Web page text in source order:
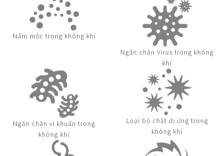
Nấm mốc trong không khí
Ngăn chặn Virus trong không
khí
Ngăn chặn vi khuẩn trong
không khí
Loại bỏ chất dị ứng trong
không khí